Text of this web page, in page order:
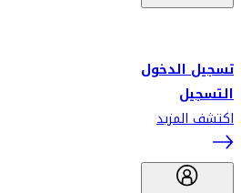
تسجيل الدخول
التسجيل
اكتشف المزيد